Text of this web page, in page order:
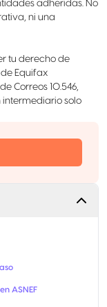
adheridas. No
ni una
tu derecho de
Equifax
Correos 10.546,
solo
ASNEF